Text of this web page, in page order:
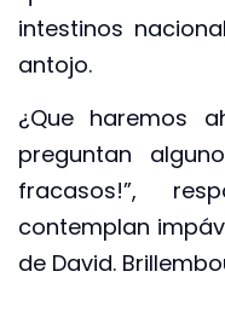
intestinos
antojo.
¿Que haremos
preguntan
fracasos!”,
contemplan
de David.